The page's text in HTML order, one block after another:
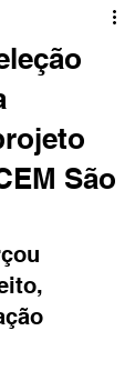
São